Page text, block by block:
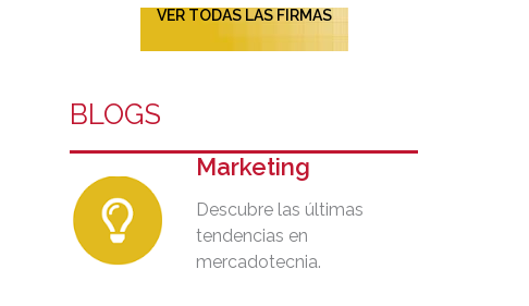
VER TODAS LAS FIRMAS
BLOGS
Marketing
Descubre las últimas
tendencias en
mercadotecnia.